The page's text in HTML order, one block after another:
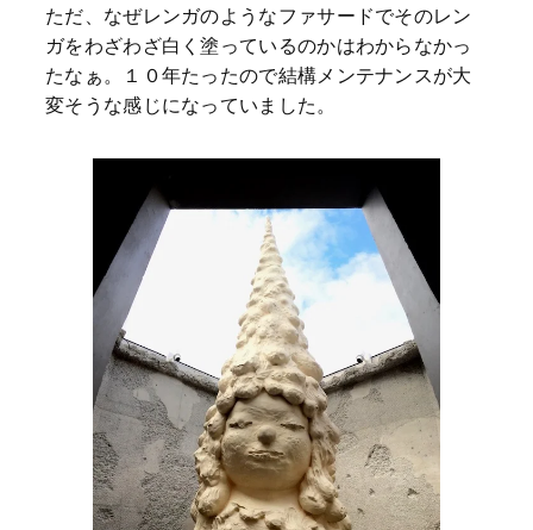
ただ、なぜレンガのようなファサードでそのレン
ガをわざわざ白く塗っているのかはわからなかっ
たなぁ。１０年たったので結構メンテナンスが大
変そうな感じになっていました。